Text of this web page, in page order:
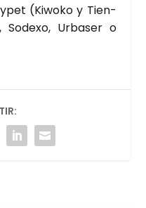
(Kiwo­ko y Tien­
Sode­xo, Urba­ser o